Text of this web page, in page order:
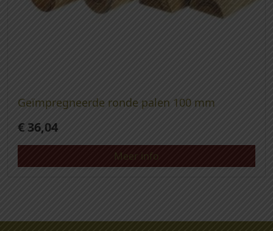
Geïmpregneerde ronde palen 100 mm
€ 36,04
Meer info